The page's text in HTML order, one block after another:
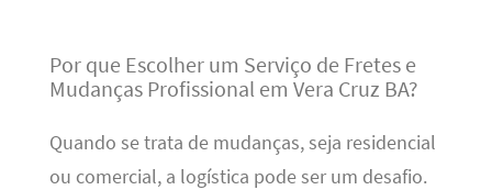
Por que Escolher um Serviço de Fretes e
Mudanças Profissional em Vera Cruz BA?
Quando se trata de mudanças, seja residencial
ou comercial, a logística pode ser um desafio.